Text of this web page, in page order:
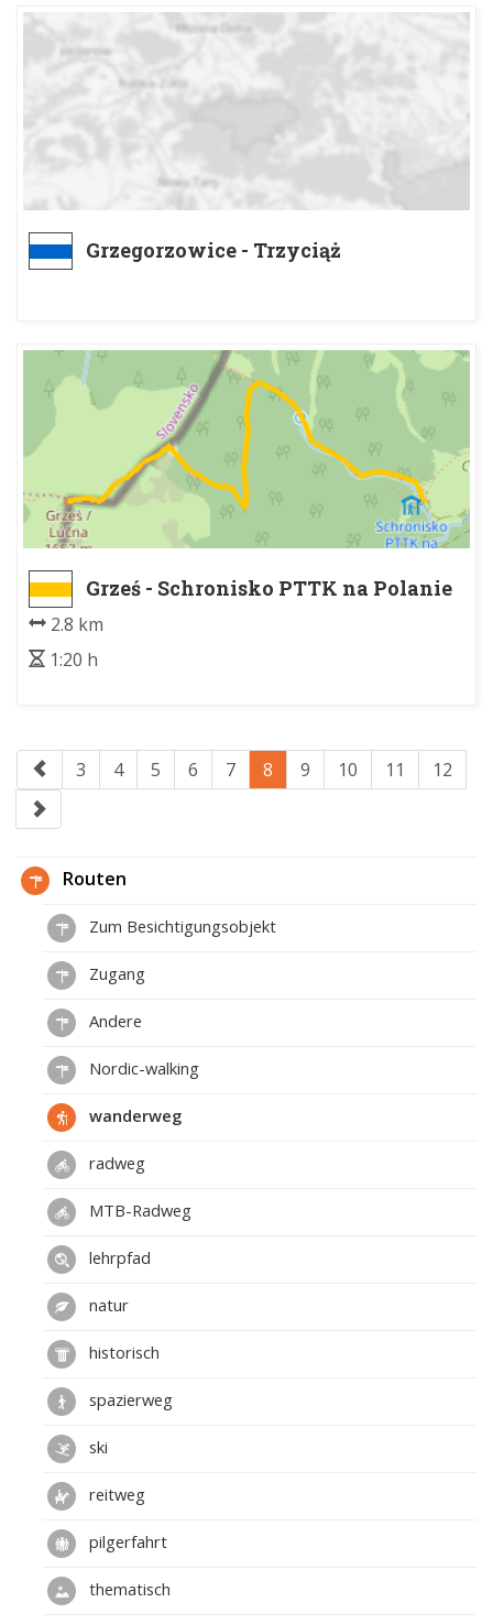
Grzegorzowice - Trzyciąż
Grześ - Schronisko PTTK na Polanie
2.8 km
1:20 h
3 4 5 6 7 8 9 10 11 12
Routen
Zum Besichtigungsobjekt
Zugang
Andere
Nordic-walking
wanderweg
radweg
MTB-Radweg
lehrpfad
natur
historisch
spazierweg
ski
reitweg
pilgerfahrt
thematisch